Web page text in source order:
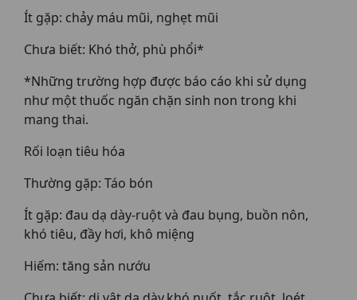
Ít gặp: chảy máu mũi, nghẹt mũi
Chưa biết: Khó thở, phù phổi*
*Những trường hợp được báo cáo khi sử dụng
như một thuốc ngăn chặn sinh non trong khi
mang thai.
Rối loạn tiêu hóa
Thường gặp: Táo bón
Ít gặp: đau dạ dày-ruột và đau bụng, buồn nôn,
khó tiêu, đầy hơi, khô miệng
Hiếm: tăng sản nướu